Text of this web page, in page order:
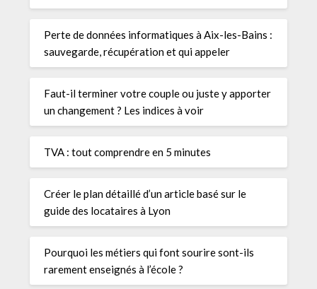
Perte de données informatiques à Aix-les-Bains :
sauvegarde, récupération et qui appeler
Faut-il terminer votre couple ou juste y apporter
un changement ? Les indices à voir
TVA : tout comprendre en 5 minutes
Créer le plan détaillé d’un article basé sur le
guide des locataires à Lyon
Pourquoi les métiers qui font sourire sont-ils
rarement enseignés à l’école ?